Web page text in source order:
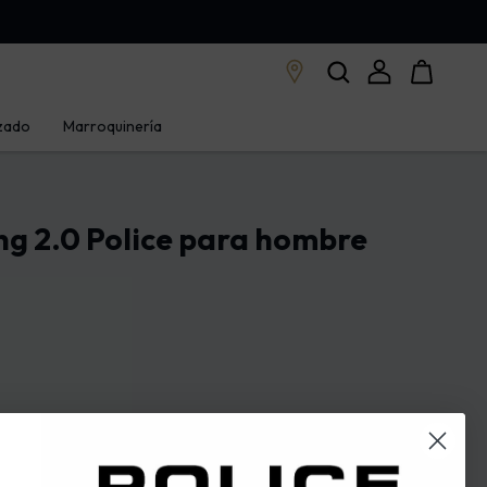
Marroquinería
2.0 Police para hombre